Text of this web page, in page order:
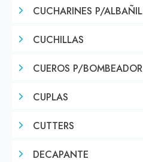
CUCHARINES P/ALBAÑIL
CUCHILLAS
CUEROS P/BOMBEADOR
CUPLAS
CUTTERS
DECAPANTE